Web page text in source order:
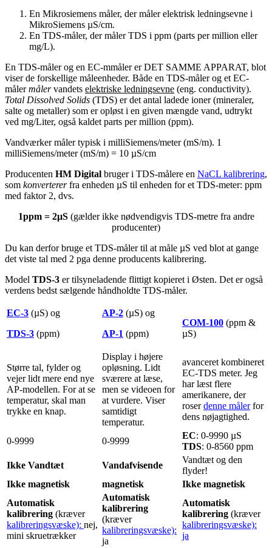
En Mikrosiemens måler, der måler elektrisk ledningsevne i
MikroSiemens µS/cm.
En TDS-måler, der måler TDS i ppm (parts per million eller
mg/L).
En TDS-måler og en EC-mmåler er DET SAMME APPARAT, blot
viser de forskellige måleenheder. Både en TDS-måler og et EC-
målermålervandets elektriske ledningsevne (eng. conductivity).
Total Dissolved Solids (TDS) er det antal ladede ioner (mineraler,
salte og metaller) som er opløst i en given mængde vand, udtrykt
ved mg/Liter, også kaldet parts per million (ppm).
Vandværker måler typisk i milliSiemens/meter (mS/m). 1
milliSiemens/meter (mS/m) = 10 µS/cm
Producenten HM Digital bruger i TDS-målere en NaCL kalibrering,
som konvertererfra enheden µS til enheden for et TDS-meter: ppm
med faktor 2, dvs.
1ppm = 2µS (gælder ikke nødvendigvis TDS-metre fra andre
producenter)
Du kan derfor bruge et TDS-måler til at måle µS ved blot at gange
det viste tal med 2 pga denne producents kalibrering.
Model TDS-3 er tilsyneladende flittigt kopieret i Østen. Det er også
verdens bedst sælgende håndholdte TDS-måler.
EC-3 (µS) og
TDS-3 (ppm)
AP-2 (µS) og
AP-1 (ppm)
COM-100 (ppm &
µS)
Større tal, fylder og
vejer lidt mere end nye
AP-modellen. For at se
temperatur, skal man
trykke en knap.
Display i højere
opløsning. Lidt
sværere at læse,
men se videoen for
at vurdere. Viser
samtidigt
temperatur.
avanceret kombineret
EC-TDS meter. Jeg
har læst flere
amerikanere, der
roserdenne målerfor
dens nøjagtighed.
0-9999 0-9999
EC: 0-9990 µS
TDS: 0-8560 ppm
Ikke Vandtæt
Vandafvisende
Vandtæt og den
flyder!
Ikke magnetisk
magnetisk
Ikke magnetisk
Automatisk
kalibrering (kræver
kalibreringsvæske): nej,
mini skruetrækker
Automatisk
kalibrering
(kræver
kalibreringsvæske):
ja
Automatisk
kalibrering (kræver
kalibreringsvæske):
ja